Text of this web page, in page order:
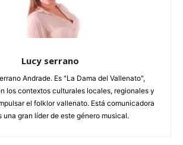
Lucy serrano
Andrade. Es "La Dama del Vallenato",
los contextos culturales locales, regionales y
el folklor vallenato. Está comunicadora
una gran líder de este género musical.